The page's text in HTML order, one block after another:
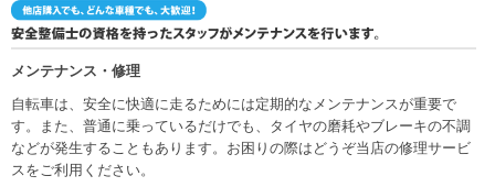
メンテナンス・修理
自転車は、安全に快適に走るためには定期的なメンテナンスが重要で
す。また、普通に乗っているだけでも、タイヤの磨耗やブレーキの不調
などが発生することもあります。お困りの際はどうぞ当店の修理サービ
スをご利用ください。